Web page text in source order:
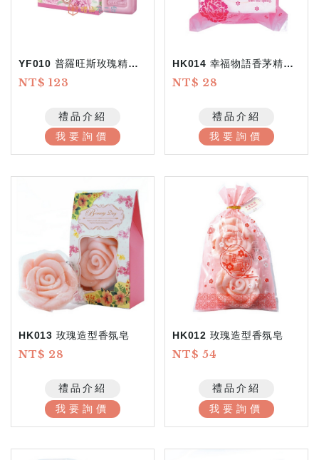
YF010 普羅旺斯玫瑰精油皂
NT$ 123
禮品介紹
我要詢價
HK014 幸福物語香茅精油皂
NT$ 28
禮品介紹
我要詢價
HK013 玫瑰造型香氛皂
NT$ 28
禮品介紹
我要詢價
HK012 玫瑰造型香氛皂
NT$ 54
禮品介紹
我要詢價